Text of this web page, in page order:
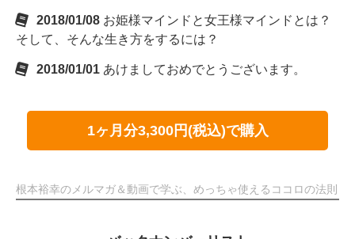
2018/01/08 お姫様マインドと女王様マインドとは？
そして、そんな生き方をするには？
2018/01/01 あけましておめでとうございます。
1ヶ月分3,300円(税込)で購入
根本裕幸のメルマガ＆動画で学ぶ、めっちゃ使えるココロの法則